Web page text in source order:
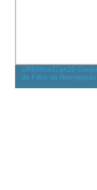
UR699ca32an20
de Filtro de Reemplazo